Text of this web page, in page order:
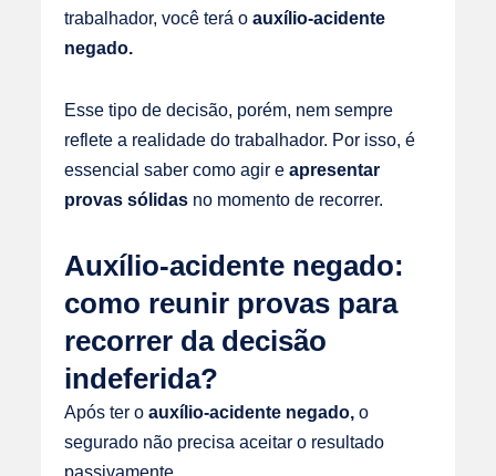
trabalhador, você terá oauxílio-acidente
negado.
Esse tipo de decisão, porém, nem sempre
reflete a realidade do trabalhador. Por isso, é
essencial saber como agir eapresentar
provas sólidas no momento de recorrer.
Auxílio-acidente negado:
como reunir provas para
recorrer da decisão
indeferida?
Após ter oauxílio-acidente negado,o
segurado não precisa aceitar o resultado
passivamente.